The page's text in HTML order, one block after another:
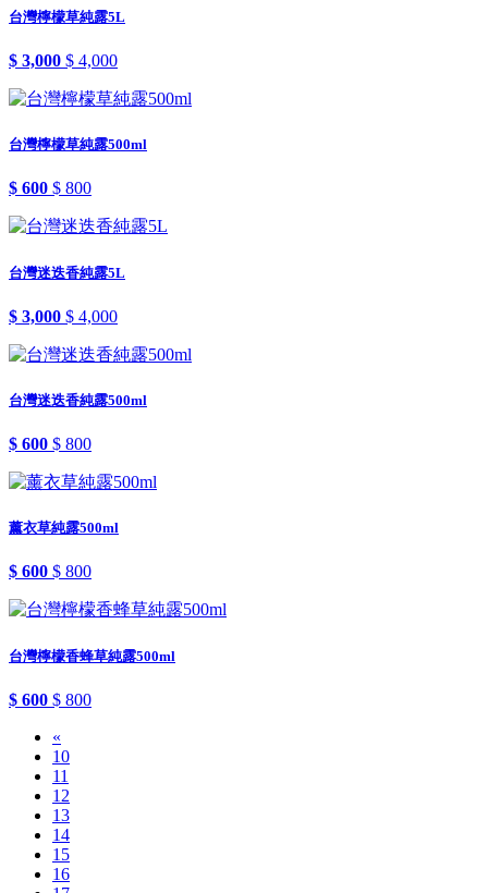
台灣檸檬草純露5L
$ 3,000 $ 4,000
台灣檸檬草純露500ml
$ 600 $ 800
台灣迷迭香純露5L
$ 3,000 $ 4,000
台灣迷迭香純露500ml
$ 600 $ 800
薰衣草純露500ml
$ 600 $ 800
台灣檸檬香蜂草純露500ml
$ 600 $ 800
«
10
11
12
13
14
15
16